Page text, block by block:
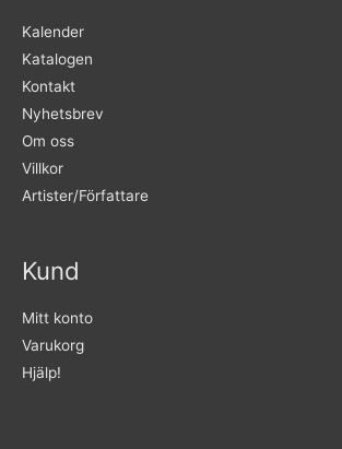
Kalender
Katalogen
Kontakt
Nyhetsbrev
Om oss
Villkor
Artister/Författare
Kund
Mitt konto
Varukorg
Hjälp!